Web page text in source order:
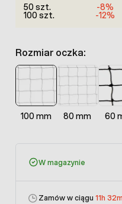
Rozmiar oczka:
100 mm 80 mm 60
50 szt. -8%
100 szt. -12%
W magazynie
Zamów w ciągu 11h